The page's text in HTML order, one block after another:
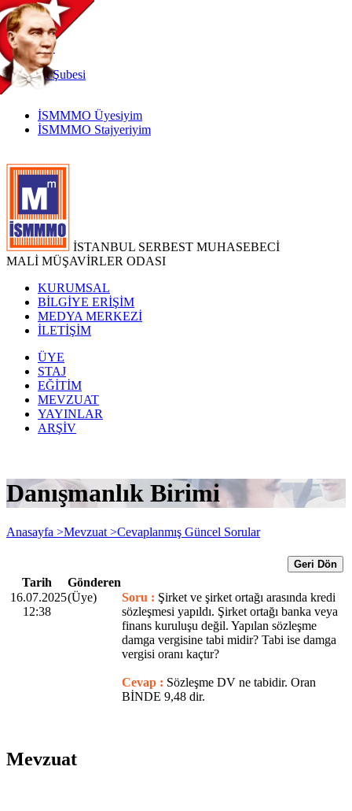
TR
|
EN
İnternetŞubesi
İSMMMO Üyesiyim
İSMMMO Stajyeriyim
İSTANBUL SERBEST MUHASEBECİ
MALİ MÜŞAVİRLER ODASI
KURUMSAL
BİLGİYE ERİŞİM
MEDYA MERKEZİ
İLETİŞİM
ÜYE
STAJ
EĞİTİM
MEVZUAT
YAYINLAR
ARŞİV
Danışmanlık Birimi
Anasayfa >Mevzuat >Cevaplanmış Güncel Sorular
Geri Dön
Tarih
Gönderen
16.07.2025
12:38
(Üye) Soru : Şirket ve şirket ortağı arasında kredi
sözleşmesi yapıldı. Şirket ortağı banka veya
finans kuruluşu değil. Yapılan sözleşme
damga vergisine tabi midir? Tabi ise damga
vergisi oranı kaçtır?
Cevap : Sözleşme DV ne tabidir. Oran
BİNDE 9,48 dir.
Mevzuat